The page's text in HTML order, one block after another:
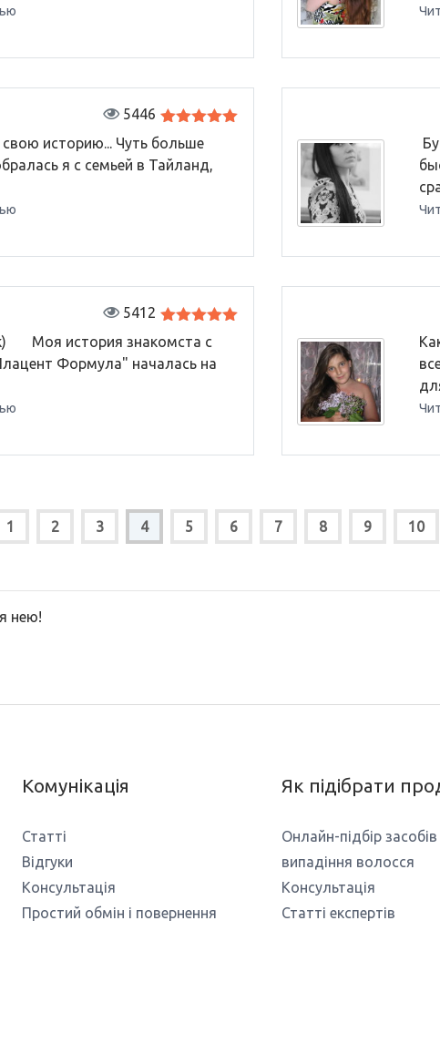
5446
из 5
историю... Чуть больше
я с семьей в Тайланд,
5412
из 5
Моя история знакомста с
Формула" началась на
1 2 3 4 5 6 7 8 9 10
нею!
Комунікація
Статті
Відгуки
Консультація
Простий обмін і повернення
Як підібрати
Онлайн-підбір
випадіння волосся
Консультація
Статті експертів